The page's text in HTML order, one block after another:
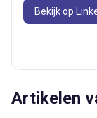
Bekijk op
Artikelen